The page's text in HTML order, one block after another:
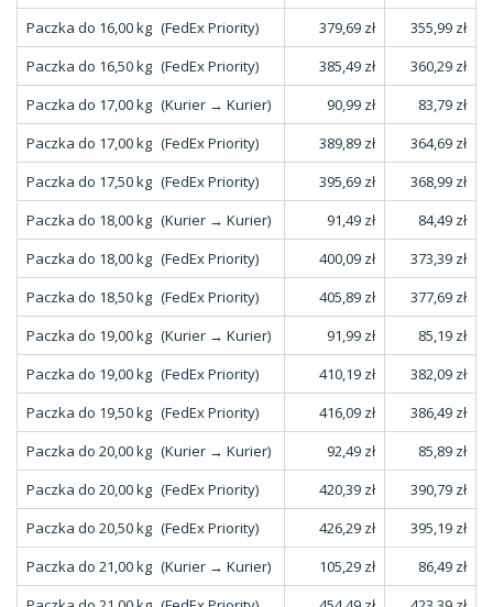
Paczka do 16,00 kg (FedEx Priority) 379,69 zł
355,99 zł
Paczka do 16,50 kg (FedEx Priority) 385,49 zł
360,29 zł
Paczka do 17,00 kg (Kurier → Kurier) 90,99 zł
83,79 zł
Paczka do 17,00 kg (FedEx Priority) 389,89 zł
364,69 zł
Paczka do 17,50 kg (FedEx Priority) 395,69 zł
368,99 zł
Paczka do 18,00 kg (Kurier → Kurier) 91,49 zł
84,49 zł
Paczka do 18,00 kg (FedEx Priority) 400,09 zł
373,39 zł
Paczka do 18,50 kg (FedEx Priority) 405,89 zł
377,69 zł
Paczka do 19,00 kg (Kurier → Kurier) 91,99 zł
85,19 zł
Paczka do 19,00 kg (FedEx Priority) 410,19 zł
382,09 zł
Paczka do 19,50 kg (FedEx Priority) 416,09 zł
386,49 zł
Paczka do 20,00 kg (Kurier → Kurier) 92,49 zł
85,89 zł
Paczka do 20,00 kg (FedEx Priority) 420,39 zł
390,79 zł
Paczka do 20,50 kg (FedEx Priority) 426,29 zł
395,19 zł
Paczka do 21,00 kg (Kurier → Kurier) 105,29 zł
86,49 zł